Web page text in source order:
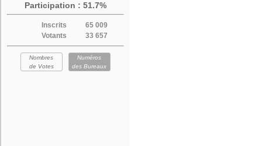
Participation : 51.7%
Inscrits
65 009
Votants
33 657
Nombres
de Votes
Numéros
des Bureaux